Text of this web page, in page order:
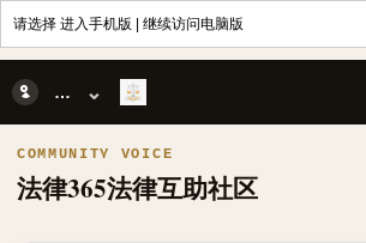
请选择 进入手机版 继续访问电脑版
合同纠纷
⌄
COMMUNITY VOICE
法律365法律互助社区